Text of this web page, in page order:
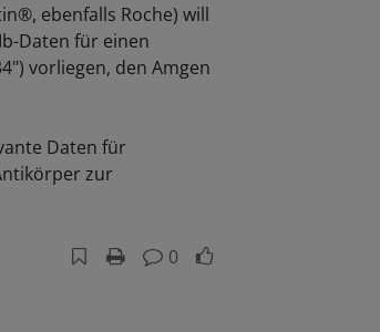
ebenfalls Roche) will
Daten für einen
vorliegen, den Amgen
Daten für
zur
0